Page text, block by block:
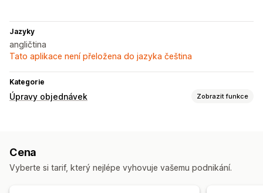
Jazyky
angličtina
Tato aplikace není přeložena do jazyka čeština
Kategorie
Úpravy objednávek Zobrazit funkce
Cena
Vyberte si tarif, který nejlépe vyhovuje vašemu podnikání.